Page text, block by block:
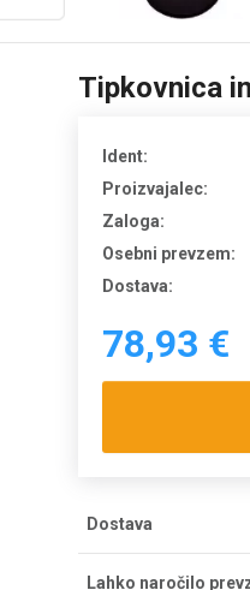
Tipkovnica
Ident:
Proizvajalec:
Zaloga:
Osebni prevzem:
Dostava:
78,93 €
Dostava
Lahko naročilo